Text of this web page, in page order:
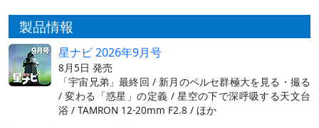
製品情報
星ナビ 2026年9月号
8月5日 発売
「宇宙兄弟」最終回 / 新月のペルセ群極大を見る・撮る
/ 変わる「惑星」の定義 / 星空の下で深呼吸する天文台
浴 / TAMRON 12-20mm F2.8 / ほか